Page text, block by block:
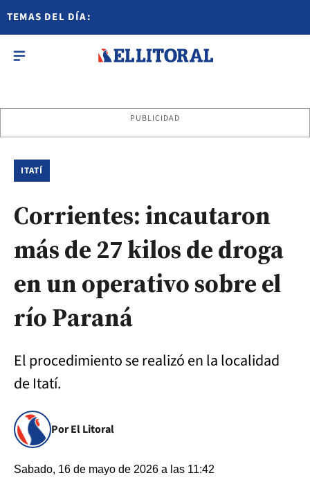
TEMAS DEL DÍA:
PUBLICIDAD
ITATÍ
Corrientes: incautaron
más de 27 kilos de droga
en un operativo sobre el
río Paraná
El procedimiento se realizó en la localidad
de Itatí.
Por El Litoral
Sabado, 16 de mayo de 2026 a las 11:42